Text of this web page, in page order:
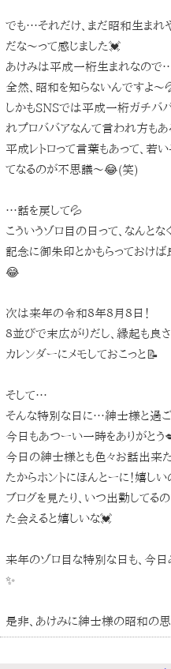
でも…それだけ、まだ昭和生ま
だな〜って感じました💓
あけみは平成一桁生まれなの
全然、昭和を知らないんですよ〜
しかもSNSでは平成一桁ガチバ
れプロババアなんて言われ方もあ
平成レトロって言葉もあって、若
てなるのが不思議〜😂(笑)
…話を戻して💦
こういうゾロ目の日って、なんとな
記念に御朱印とかもらっておけば
😂
次は来年の令和８年８月８日！
８並びで末広がりだし、縁起も良さ
カレンダーにメモしておこっと📝
そして…
そんな特別な日に…紳士様と過
今日もあつーい一時をありがとう
今日の紳士様とも色々お話出来
たからホントにほんとーに！嬉し
ブログを見たり、いつ出勤してる
た会えると嬉しいな💓
来年のゾロ目な特別な日も、今
✨
是非、あけみに紳士様の昭和の